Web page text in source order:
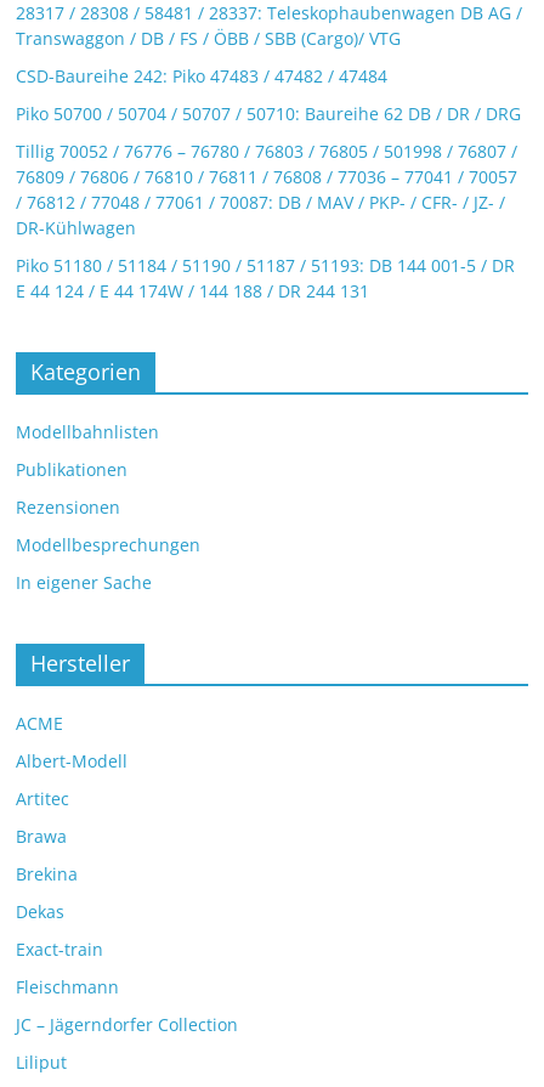
28317 / 28308 / 58481 / 28337: Teleskophaubenwagen DB AG /
Transwaggon / DB / FS / ÖBB / SBB (Cargo)/ VTG
CSD-Baureihe 242: Piko 47483 / 47482 / 47484
Piko 50700 / 50704 / 50707 / 50710: Baureihe 62 DB / DR / DRG
Tillig 70052 / 76776 – 76780 / 76803 / 76805 / 501998 / 76807 /
76809 / 76806 / 76810 / 76811 / 76808 / 77036 – 77041 / 70057
/ 76812 / 77048 / 77061 / 70087: DB / MAV / PKP- / CFR- / JZ- /
DR-Kühlwagen
Piko 51180 / 51184 / 51190 / 51187 / 51193: DB 144 001-5 / DR
E 44 124 / E 44 174W / 144 188 / DR 244 131
Kategorien
Modellbahnlisten
Publikationen
Rezensionen
Modellbesprechungen
In eigener Sache
Hersteller
ACME
Albert-Modell
Artitec
Brawa
Brekina
Dekas
Exact-train
Fleischmann
JC – Jägerndorfer Collection
Liliput